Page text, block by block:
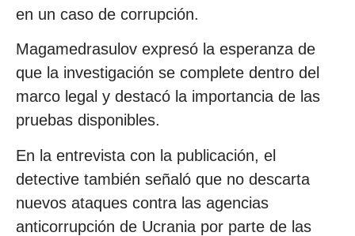
en un caso de corrupción.
Magamedrasulov expresó la esperanza de
que la investigación se complete dentro del
marco legal y destacó la importancia de las
pruebas disponibles.
En la entrevista con la publicación, el
detective también señaló que no descarta
nuevos ataques contra las agencias
anticorrupción de Ucrania por parte de las